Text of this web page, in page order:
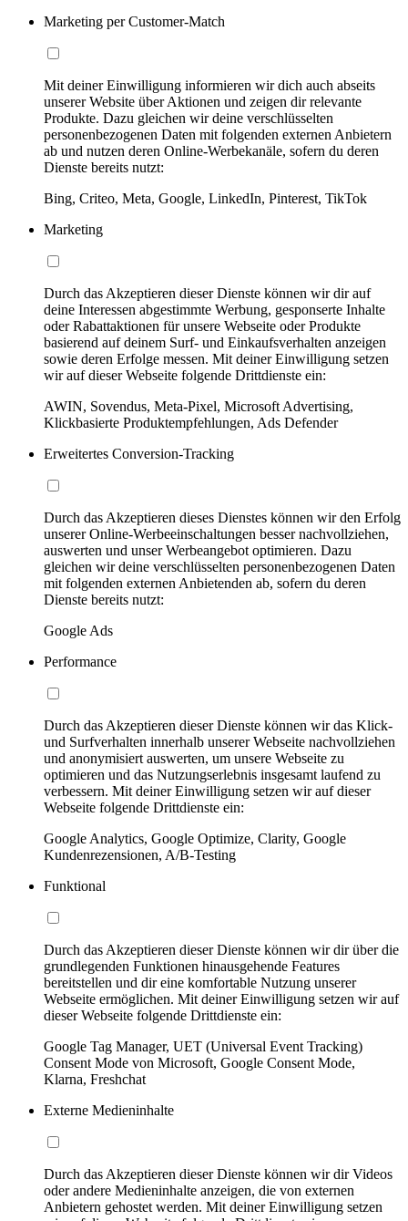
Marketing per Customer-Match
Mit deiner Einwilligung informieren wir dich auch abseits
unserer Website über Aktionen und zeigen dir relevante
Produkte. Dazu gleichen wir deine verschlüsselten
personenbezogenen Daten mit folgenden externen Anbietern
ab und nutzen deren Online-Werbekanäle, sofern du deren
Dienste bereits nutzt:
Bing, Criteo, Meta, Google, LinkedIn, Pinterest, TikTok
Marketing
Durch das Akzeptieren dieser Dienste können wir dir auf
deine Interessen abgestimmte Werbung, gesponserte Inhalte
oder Rabattaktionen für unsere Webseite oder Produkte
basierend auf deinem Surf- und Einkaufsverhalten anzeigen
sowie deren Erfolge messen. Mit deiner Einwilligung setzen
wir auf dieser Webseite folgende Drittdienste ein:
AWIN, Sovendus, Meta-Pixel, Microsoft Advertising,
Klickbasierte Produktempfehlungen, Ads Defender
Erweitertes Conversion-Tracking
Durch das Akzeptieren dieses Dienstes können wir den Erfolg
unserer Online-Werbeeinschaltungen besser nachvollziehen,
auswerten und unser Werbeangebot optimieren. Dazu
gleichen wir deine verschlüsselten personenbezogenen Daten
mit folgenden externen Anbietenden ab, sofern du deren
Dienste bereits nutzt:
Google Ads
Performance
Durch das Akzeptieren dieser Dienste können wir das Klick-
und Surfverhalten innerhalb unserer Webseite nachvollziehen
und anonymisiert auswerten, um unsere Webseite zu
optimieren und das Nutzungserlebnis insgesamt laufend zu
verbessern. Mit deiner Einwilligung setzen wir auf dieser
Webseite folgende Drittdienste ein:
Google Analytics, Google Optimize, Clarity, Google
Kundenrezensionen, A/B-Testing
Funktional
Durch das Akzeptieren dieser Dienste können wir dir über die
grundlegenden Funktionen hinausgehende Features
bereitstellen und dir eine komfortable Nutzung unserer
Webseite ermöglichen. Mit deiner Einwilligung setzen wir auf
dieser Webseite folgende Drittdienste ein:
Google Tag Manager, UET (Universal Event Tracking)
Consent Mode von Microsoft, Google Consent Mode,
Klarna, Freshchat
Externe Medieninhalte
Durch das Akzeptieren dieser Dienste können wir dir Videos
oder andere Medieninhalte anzeigen, die von externen
Anbietern gehostet werden. Mit deiner Einwilligung setzen